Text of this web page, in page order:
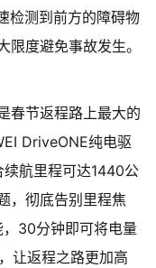
检测到前方的障碍物
度避免事故发生。
春节返程路上最大的
DriveONE纯电驱
航里程可达1440公
，彻底告别里程焦
30分钟即可将电量
让返程之路更加高